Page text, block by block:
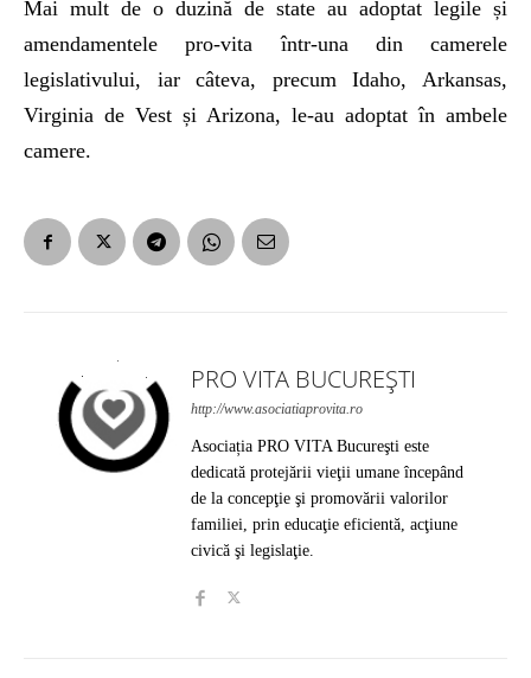
Mai mult de o duzină de state au adoptat legile și
amendamentele pro-vita într-una din camerele
legislativului, iar câteva, precum Idaho, Arkansas,
Virginia de Vest și Arizona, le-au adoptat în ambele
camere.
PRO VITA BUCUREȘTI
http://www.asociatiaprovita.ro
Asociația PRO VITA Bucureşti este
dedicată protejării vieţii umane începând
de la concepţie şi promovării valorilor
familiei, prin educaţie eficientă, acţiune
civică şi legislaţie.